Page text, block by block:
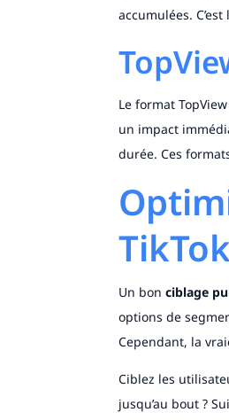
accumulées.
Le format
un impact
durée. Ces
Un bonciblage
options de
Cependant, la
Ciblez les
jusqu’au bout ?